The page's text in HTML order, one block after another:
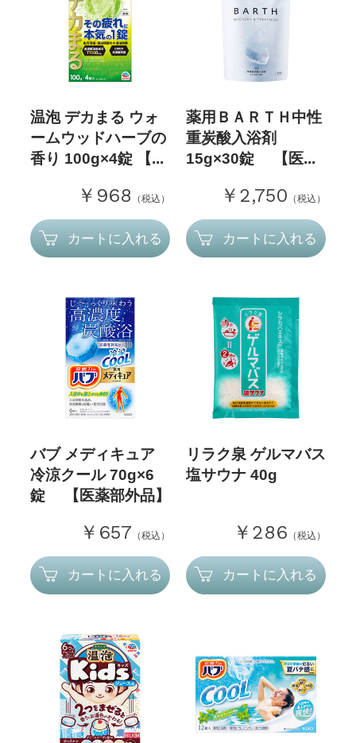
温泡 デカまる ウォ
ームウッドハーブの
香り 100g×4錠 【...
￥968 （税込）
カートに入れる
薬用ＢＡＲＴＨ中性
重炭酸入浴剤
15g×30錠 【医...
￥2,750 （税込）
カートに入れる
バブ メディキュア
冷涼クール 70g×6
錠 【医薬部外品】
￥657 （税込）
カートに入れる
リラク泉 ゲルマバス
塩サウナ 40g
￥286 （税込）
カートに入れる